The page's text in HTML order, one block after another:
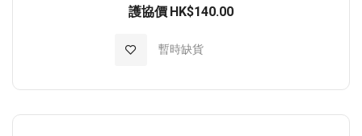
護協價 HK$140.00
暫時缺貨
加入至願望清單